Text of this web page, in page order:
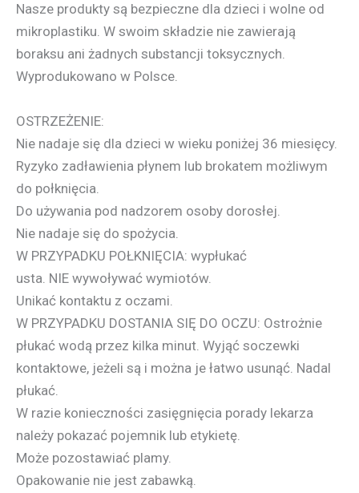
Nasze produkty są bezpieczne dla dzieci i wolne od
mikroplastiku. W swoim składzie nie zawierają
boraksu ani żadnych substancji toksycznych.
Wyprodukowano w Polsce.
OSTRZEŻENIE:
Nie nadaje się dla dzieci w wieku poniżej 36 miesięcy.
Ryzyko zadławienia płynem lub brokatem możliwym
do połknięcia.
Do używania pod nadzorem osoby dorosłej.
Nie nadaje się do spożycia.
W PRZYPADKU POŁKNIĘCIA: wypłukać
usta. NIE wywoływać wymiotów.
Unikać kontaktu z oczami.
W PRZYPADKU DOSTANIA SIĘ DO OCZU: Ostrożnie
płukać wodą przez kilka minut. Wyjąć soczewki
kontaktowe, jeżeli są i można je łatwo usunąć. Nadal
płukać.
W razie konieczności zasięgnięcia porady lekarza
należy pokazać pojemnik lub etykietę.
Może pozostawiać plamy.
Opakowanie nie jest zabawką.